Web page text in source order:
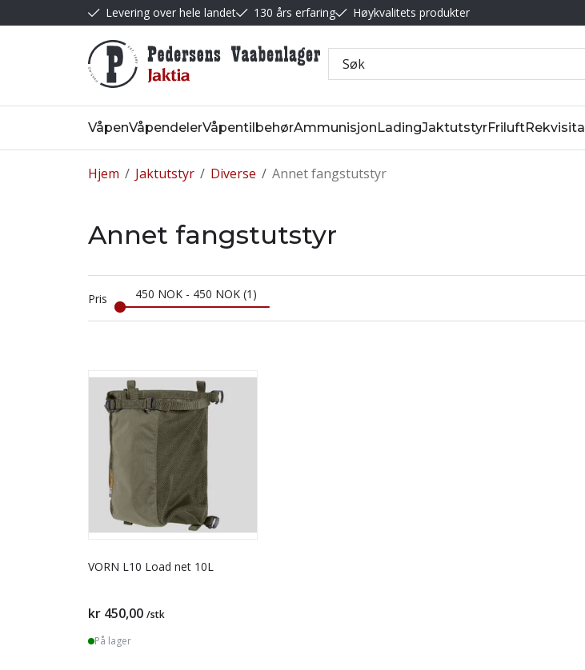
Levering over hele landet 130 års erfaring Høykvalitets produkter
VåpenVåpendelerVåpentilbehørAmmunisjonLadingJaktutstyrFriluftRekvisita
/
Hjem /
Jaktutstyr /
Diverse Annet fangstutstyr
Annet fangstutstyr
Pris 450 NOK - 450 NOK 1
VORN L10 Load net 10L
kr 450,00 /stk
På lager